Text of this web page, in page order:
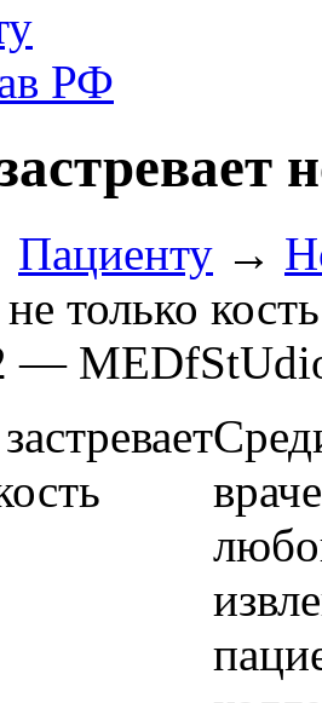
РФ
Пациенту →
не только кость
—